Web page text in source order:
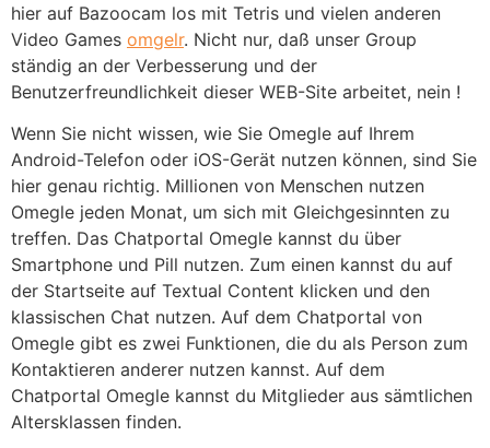
hier auf Bazoocam los mit Tetris und vielen anderen
Video Games omgelr. Nicht nur, daß unser Group
ständig an der Verbesserung und der
Benutzerfreundlichkeit dieser WEB-Site arbeitet, nein !
Wenn Sie nicht wissen, wie Sie Omegle auf Ihrem
Android-Telefon oder iOS-Gerät nutzen können, sind Sie
hier genau richtig. Millionen von Menschen nutzen
Omegle jeden Monat, um sich mit Gleichgesinnten zu
treffen. Das Chatportal Omegle kannst du über
Smartphone und Pill nutzen. Zum einen kannst du auf
der Startseite auf Textual Content klicken und den
klassischen Chat nutzen. Auf dem Chatportal von
Omegle gibt es zwei Funktionen, die du als Person zum
Kontaktieren anderer nutzen kannst. Auf dem
Chatportal Omegle kannst du Mitglieder aus sämtlichen
Altersklassen finden.